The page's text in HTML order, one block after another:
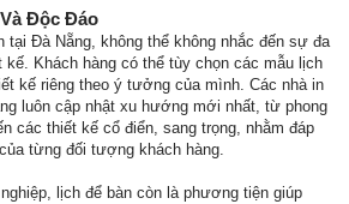
Độc Đáo
tại Đà Nẵng, không thể không nhắc đến sự đa
kế. Khách hàng có thể tùy chọn các mẫu lịch
kế riêng theo ý tưởng của mình. Các nhà in
luôn cập nhật xu hướng mới nhất, từ phong
các thiết kế cổ điển, sang trọng, nhằm đáp
từng đối tượng khách hàng.
lịch để bàn còn là phương tiện giúp